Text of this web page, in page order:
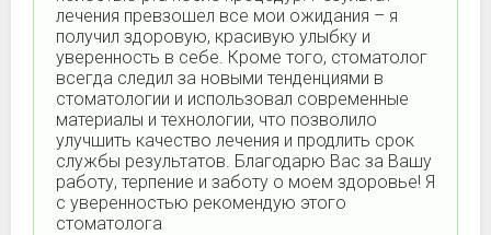
лечения превзошел все мои ожидания – я
получил здоровую, красивую улыбку и
уверенность в себе. Кроме того, стоматолог
всегда следил за новыми тенденциями в
стоматологии и использовал современные
материалы и технологии, что позволило
улучшить качество лечения и продлить срок
службы результатов. Благодарю Вас за Вашу
работу, терпение и заботу о моем здоровье! Я
с уверенностью рекомендую этого
стоматолога